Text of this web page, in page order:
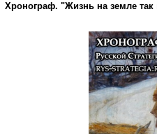
Хронограф. "Жизнь на земле